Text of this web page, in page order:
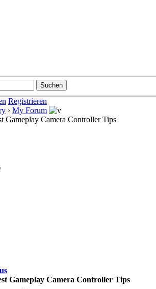
Registrieren
› My Forum
Gameplay Camera Controller Tips
Gameplay Camera Controller Tips